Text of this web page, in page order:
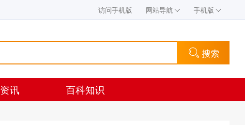
访问手机版 网站导航 手机版
搜索
资讯 百科知识